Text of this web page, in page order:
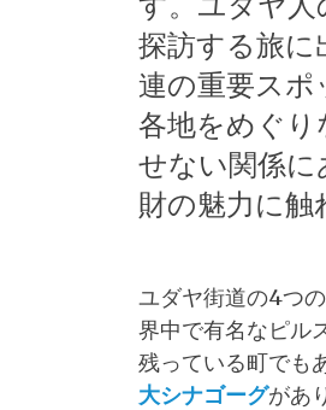
探訪する旅
連の重要スポ
各地をめぐ
せない関係
財の魅力に触
ユダヤ街道の4つ
界中で有名なピル
残っている町でも
大シナゴーグがあ